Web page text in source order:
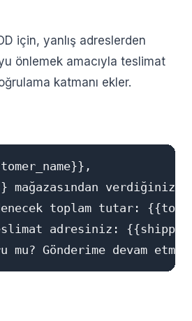
için, yanlış adreslerden
önlemek amacıyla teslimat
katmanı ekler.
mağazasından
toplam tutar:
adresiniz: